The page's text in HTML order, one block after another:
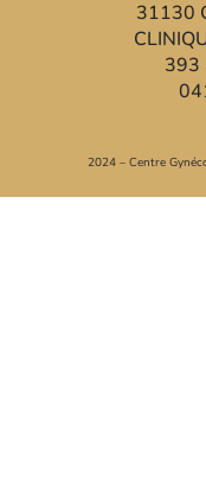
31130
393
2024 – Centre